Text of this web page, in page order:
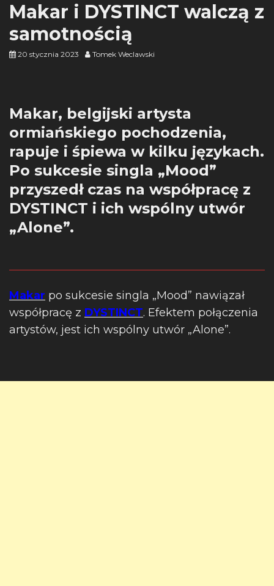
Makar i DYSTINCT walczą z
samotnością
20 stycznia 2023 Tomek Weclawski
Makar, belgijski artysta
ormiańskiego pochodzenia,
rapuje i śpiewa w kilku językach.
Po sukcesie singla „Mood”
przyszedł czas na współpracę z
DYSTINCT i ich wspólny utwór
„Alone”.
Makar po sukcesie singla „Mood” nawiązał
współpracę z DYSTINCT. Efektem połączenia
artystów, jest ich wspólny utwór „Alone”.